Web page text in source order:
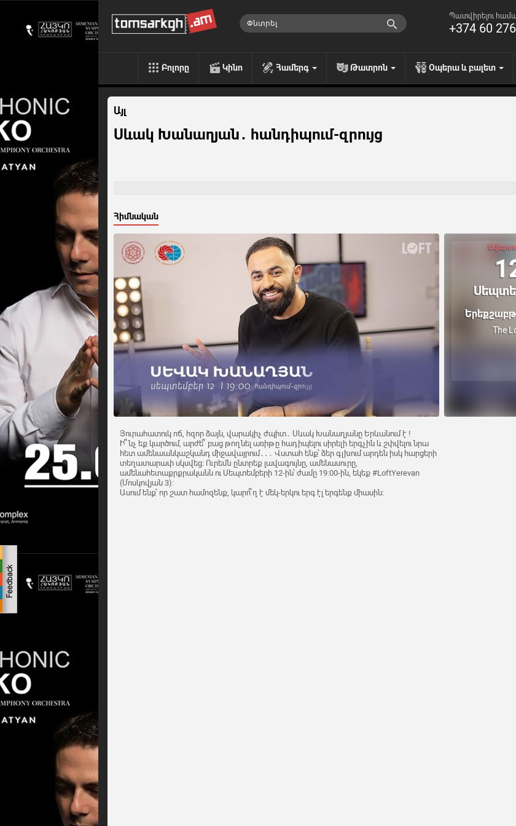
Պատվիրելու
+374 60
Բոլորը Կինո Համերգ Թատրոն Օպերա և բալետ
Այլ
Սևակ Խանաղյան․ հանդիպում-զրույց
Հիմնական
The
Յուրահատուկ ոճ, հզոր ձայն, վարակիչ ժպիտ․ Սևակ Խանաղյանը Երևանում է !
Ի՞նչ եք կարծում, արժե՞ բաց թողնել առիթը հադիպելու սիրելի երգչին և շփվելու նրա
հետ ամենաանկաշկանդ միջավայրում․․․ Վստահ ենք՝ ձեր գլխում արդեն իսկ հարցերի
տեղատարափ սկսվեց։ Ուրեմն ընտրեք լավագույնը, ամենասուրը,
ամենահետաքրքրականն ու Սեպտեմբերի 12-ին՝ ժամը 19։00-ին, եկեք #LoftYerevan
(Մոսկովյան 3)։
Ասում ենք՝ որ շատ համոզենք, կարո՞ղ է մեկ-երկու երգ էլ երգենք միասին։